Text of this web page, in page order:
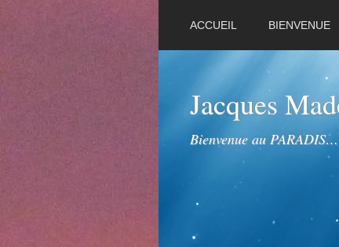
ACCUEIL BIENVENUE
Jacques
Bienvenue au PARADIS…